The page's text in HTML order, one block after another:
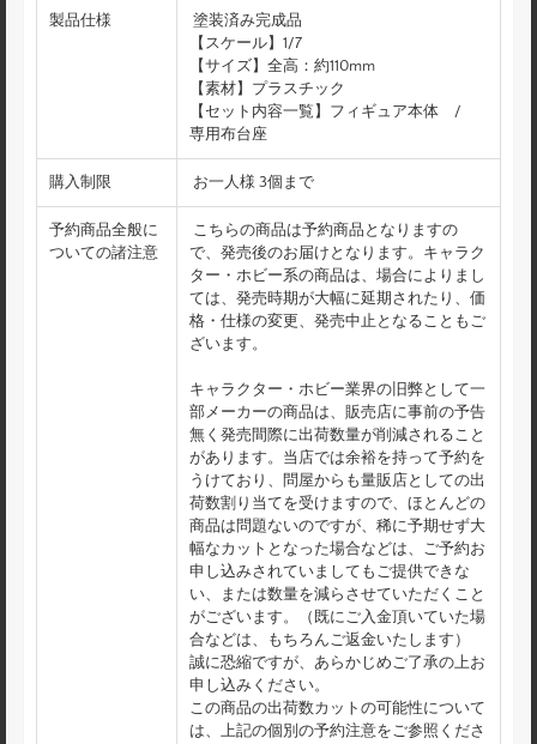
製品仕様
塗装済み完成品
【スケール】1/7
【サイズ】全高：約110mm
【素材】プラスチック
【セット内容一覧】フィギュア本体 /
専用布台座
購入制限 お一人様 3個まで
予約商品全般に
ついての諸注意
こちらの商品は予約商品となりますの
で、発売後のお届けとなります。キャラク
ター・ホビー系の商品は、場合によりまし
ては、発売時期が大幅に延期されたり、価
格・仕様の変更、発売中止となることもご
ざいます。
キャラクター・ホビー業界の旧弊として一
部メーカーの商品は、販売店に事前の予告
無く発売間際に出荷数量が削減されること
があります。当店では余裕を持って予約を
うけており、問屋からも量販店としての出
荷数割り当てを受けますので、ほとんどの
商品は問題ないのですが、稀に予期せず大
幅なカットとなった場合などは、ご予約お
申し込みされていましてもご提供できな
い、または数量を減らさせていただくこと
がございます。（既にご入金頂いていた場
合などは、もちろんご返金いたします）
誠に恐縮ですが、あらかじめご了承の上お
申し込みください。
この商品の出荷数カットの可能性について
は、上記の個別の予約注意をご参照くださ